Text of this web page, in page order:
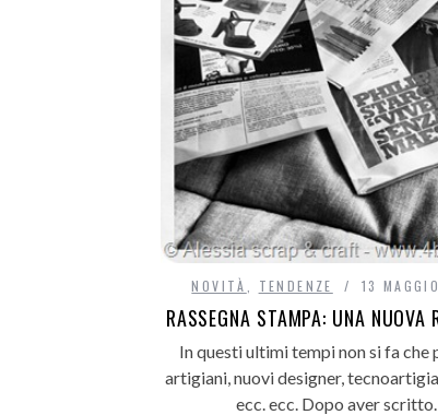
NOVITÀ TENDENZE 13
RASSEGNA STAMPA: UNA NUOVA
In questi ultimi tempi non si fa che
artigiani, nuovi designer,
ecc. ecc. Dopo aver